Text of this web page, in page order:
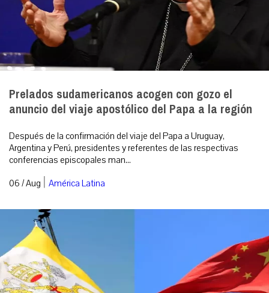
Prelados sudamericanos acogen con gozo el
anuncio del viaje apostólico del Papa a la región
Después de la confirmación del viaje del Papa a Uruguay,
Argentina y Perú, presidentes y referentes de las respectivas
conferencias episcopales man...
06 / Aug | América Latina